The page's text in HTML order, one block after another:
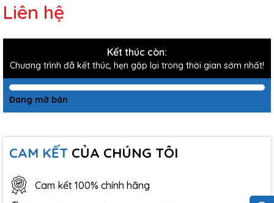
Liên hệ
Kết thúc còn:
Chương trình đã kết thúc, hẹn gặp lại trong thời gian sớm nhất!
Đang mở bán
CAM KẾT CỦA CHÚNG TÔI
Cam kết 100% chính hãng